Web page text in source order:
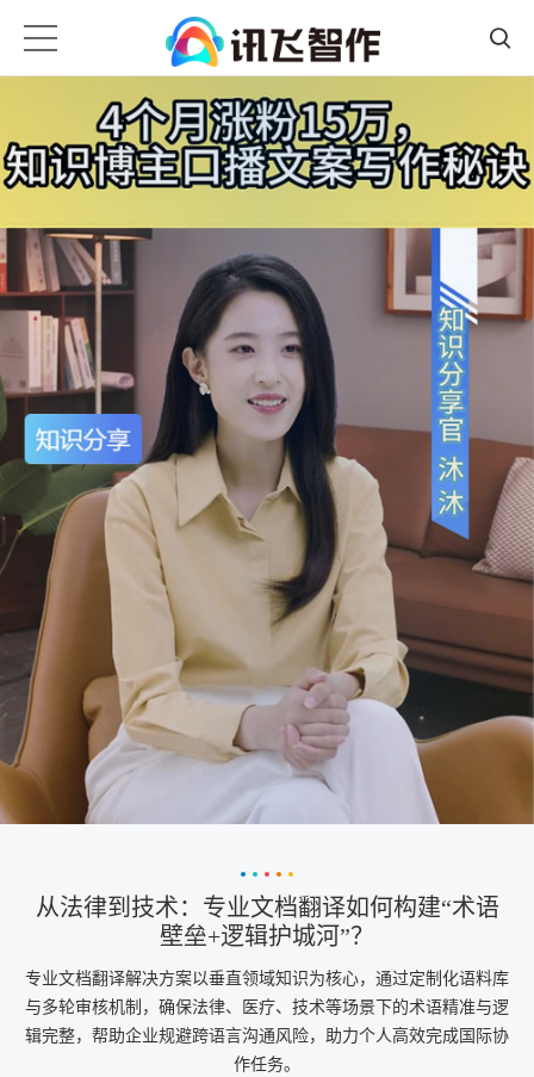
从法律到技术：专业文档翻译如何构建“术语
壁垒+逻辑护城河”？
专业文档翻译解决方案以垂直领域知识为核心，通过定制化语料库
与多轮审核机制，确保法律、医疗、技术等场景下的术语精准与逻
辑完整，帮助企业规避跨语言沟通风险，助力个人高效完成国际协
作任务。